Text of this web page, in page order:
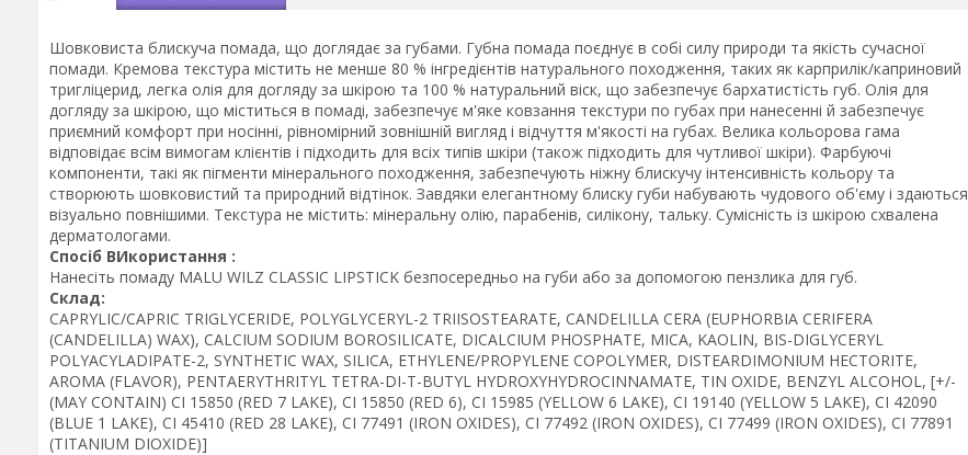
Шовковиста блискуча помада, що доглядає за губами. Губна помада поєднує в собі силу природи та якість сучасної
помади. Кремова текстура містить не менше 80 % інгредієнтів натурального походження, таких як карприлік/каприновий
тригліцерид, легка олія для догляду за шкірою та 100 % натуральний віск, що забезпечує бархатистість губ. Олія для
догляду за шкірою, що міститься в помаді, забезпечує м'яке ковзання текстури по губах при нанесенні й забезпечує
приємний комфорт при носінні, рівномірний зовнішній вигляд і відчуття м'якості на губах. Велика кольорова гама
відповідає всім вимогам клієнтів і підходить для всіх типів шкіри (також підходить для чутливої ​​шкіри). Фарбуючі
компоненти, такі як пігменти мінерального походження, забезпечують ніжну блискучу інтенсивність кольору та
створюють шовковистий та природний відтінок. Завдяки елегантному блиску губи набувають чудового об'єму і здаються
візуально повнішими. Текстура не містить: мінеральну олію, парабенів, силікону, тальку. Сумісність із шкірою схвалена
дерматологами.
Спосіб ВИкористання :
Нанесіть помаду MALU WILZ CLASSIC LIPSTICK безпосередньо на губи або за допомогою пензлика для губ.
Склад:
CAPRYLIC/CAPRIC TRIGLYCERIDE, POLYGLYCERYL-2 TRIISOSTEARATE, CANDELILLA CERA (EUPHORBIA CERIFERA
(CANDELILLA) WAX), CALCIUM SODIUM BOROSILICATE, DICALCIUM PHOSPHATE, MICA, KAOLIN, BIS-DIGLYCERYL
POLYACYLADIPATE-2, SYNTHETIC WAX, SILICA, ETHYLENE/PROPYLENE COPOLYMER, DISTEARDIMONIUM HECTORITE,
AROMA (FLAVOR), PENTAERYTHRITYL TETRA-DI-T-BUTYL HYDROXYHYDROCINNAMATE, TIN OXIDE, BENZYL ALCOHOL, [+/-
(MAY CONTAIN) CI 15850 (RED 7 LAKE), CI 15850 (RED 6), CI 15985 (YELLOW 6 LAKE), CI 19140 (YELLOW 5 LAKE), CI 42090
(BLUE 1 LAKE), CI 45410 (RED 28 LAKE), CI 77491 (IRON OXIDES), CI 77492 (IRON OXIDES), CI 77499 (IRON OXIDES), CI 77891
(TITANIUM DIOXIDE)]